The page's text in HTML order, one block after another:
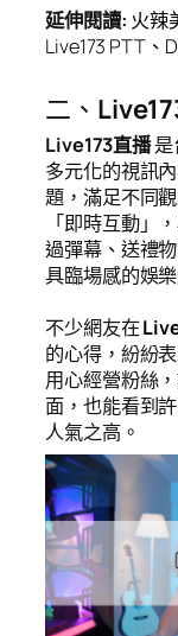
延伸閱讀: 火辣
Live173 PTT、
二、
Live173直播是
多元化的視訊
題，滿足不同
「即時互動」
過彈幕、送禮
具臨場感的娛
不少網友在
的心得，紛紛
用心經營粉絲
面，也能看到
人氣之高。